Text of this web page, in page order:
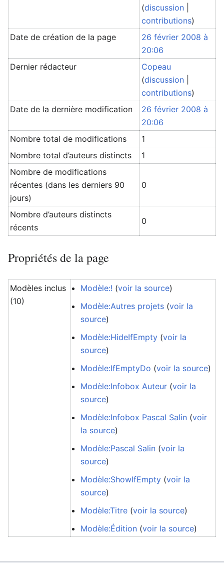
(discussion
contributions)
Date de création de la page
26 février 2008 à
20:06
Dernier rédacteur
Copeau
(discussion
contributions)
Date de la dernière modification
26 février 2008 à
20:06
Nombre total de modifications
1
Nombre total d’auteurs distincts
1
Nombre de modifications
récentes (dans les derniers 90
jours)
0
Nombre d’auteurs distincts
récents
0
Propriétés de la page
Modèles inclus
(10)
Modèle:! (voir la source)
Modèle:Autres projets (voir la
source)
Modèle:HideIfEmpty (voir la
source)
Modèle:IfEmptyDo (voir la source)
Modèle:Infobox Auteur (voir la
source)
Modèle:Infobox Pascal Salin (voir
la source)
Modèle:Pascal Salin (voir la
source)
Modèle:ShowIfEmpty (voir la
source)
Modèle:Titre (voir la source)
Modèle:Édition (voir la source)